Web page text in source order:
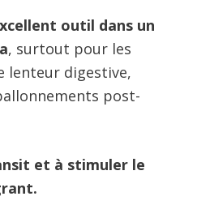
outil dans un
, surtout pour les
lenteur digestive,
post-
et à stimuler le